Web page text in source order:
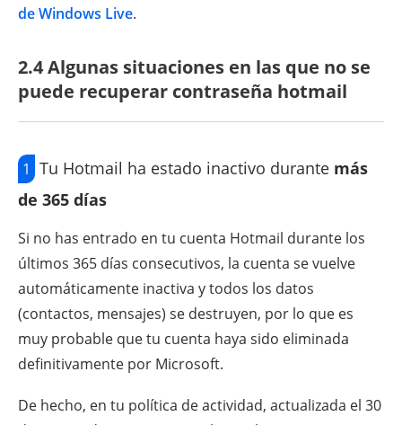
de Windows Live.
2.4 Algunas situaciones en las que no se
puede recuperar contraseña hotmail
1 Tu Hotmail ha estado inactivo durante más
de 365 días
Si no has entrado en tu cuenta Hotmail durante los
últimos 365 días consecutivos, la cuenta se vuelve
automáticamente inactiva y todos los datos
(contactos, mensajes) se destruyen, por lo que es
muy probable que tu cuenta haya sido eliminada
definitivamente por Microsoft.
De hecho, en tu política de actividad, actualizada el 30